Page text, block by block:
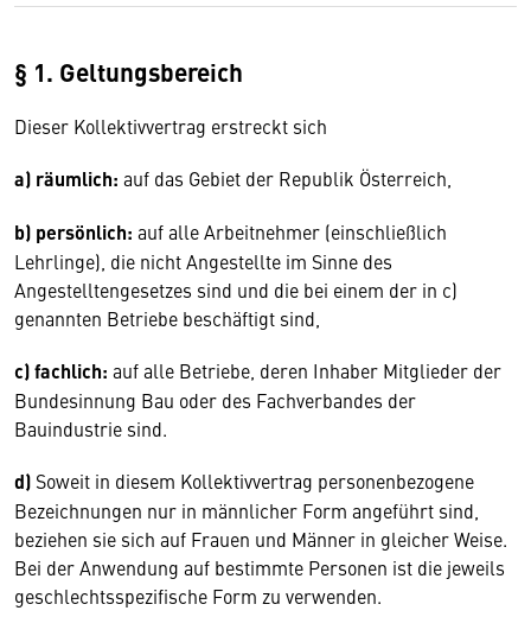
§ 1. Geltungsbereich
Dieser Kollektivvertrag erstreckt sich
a) räumlich: auf das Gebiet der Republik Öster­reich,
b) persönlich: auf alle Arbeitnehmer (ein­schließlich
Lehrlinge), die nicht Angestellte im Sinne des
Angestelltengesetzes sind und die bei einem der in c)
genannten Betriebe beschäftigt sind,
c) fachlich: auf alle Betriebe, deren Inhaber Mit­glie­der der
Bundesinnung Bau oder des Fachver­bandes der
Bauindustrie sind.
d) Soweit in diesem Kollektivvertrag personen­be­zo­gene
Bezeichnungen nur in männlicher Form an­geführt sind,
beziehen sie sich auf Frauen und Männer in gleicher Weise.
Bei der Anwendung auf bestimmte Personen ist die jeweils
ge­schlechtsspezifische Form zu verwenden.